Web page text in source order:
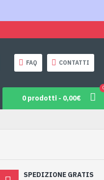
FAQ CONTATTI
0 prodotti - 0,00€
SPEDIZIONE GRATIS